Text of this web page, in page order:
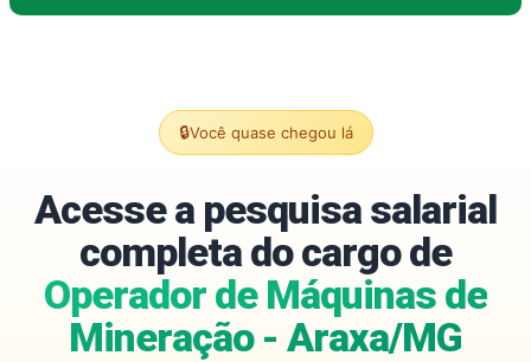
🔒Você quase chegou lá
Acesse a pesquisa salarial
completa do cargo de
Operador de Máquinas de
Mineração - Araxa/MG